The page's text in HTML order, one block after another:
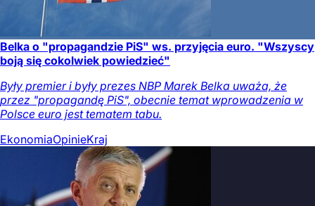
Belka o "propagandzie PiS" ws. przyjęcia euro. "Wszyscy
boją się cokolwiek powiedzieć"
Były premier i były prezes NBP Marek Belka uważa, że
przez "propagandę PiS", obecnie temat wprowadzenia w
Polsce euro jest tematem tabu.
EkonomiaOpinieKraj